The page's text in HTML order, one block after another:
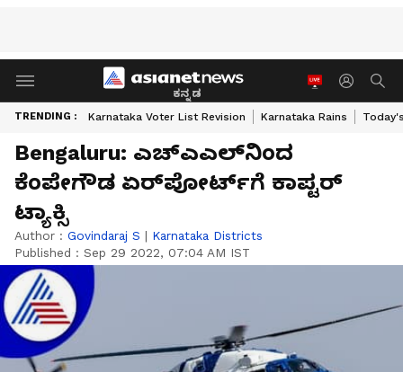
ಕನ್ನಡ
TRENDING : Karnataka Voter List Revision Karnataka Rains
Bengaluru: ಎಚ್‌ಎಎಲ್‌ನಿಂದ
ಕೆಂಪೇಗೌಡ ಏರ್‌ಪೋರ್ಟ್‌ಗೆ ಕಾಪ್ಟರ್
ಟ್ಯಾಕ್ಸಿ
Author : Govindaraj S | Karnataka Districts
Published : Sep 29 2022, 07:04 AM IST